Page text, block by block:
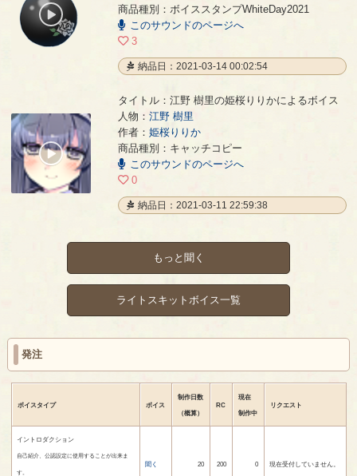
商品種別：ボイススタンプWhiteDay2021
このサウンドのページへ
3
納品日：2021-03-14 00:02:54
江野 樹里の姫桜りりかによるボイス - 姫桜りりか
タイトル：江野 樹里の姫桜りりかによるボイス
人物： 江野 樹里
作者： 姫桜りりか
商品種別：キャッチコピー
このサウンドのページへ
0
納品日：2021-03-11 22:59:38
もっと聞く
ライトスキットボイス一覧
発注
ボイスタイプ ボイス
制作日数
（概算）
RC
現在
制作中
リクエスト
イントロダクション
自己紹介、公認設定に使用することが出来ま
す。
聞く 20 200 0 現在受付していません。